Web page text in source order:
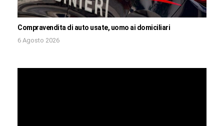
Compravendita di auto usate, uomo ai domiciliari
6 Agosto 2026